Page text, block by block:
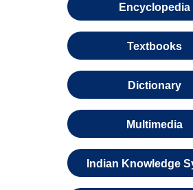
Encyclopedia
Textbooks
Dictionary
Multimedia
Indian Knowledge